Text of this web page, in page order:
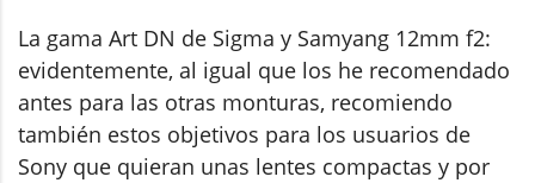
La gama Art DN de Sigma y Samyang 12mm f2:
evidentemente, al igual que los he recomendado
antes para las otras monturas, recomiendo
también estos objetivos para los usuarios de
Sony que quieran unas lentes compactas y por